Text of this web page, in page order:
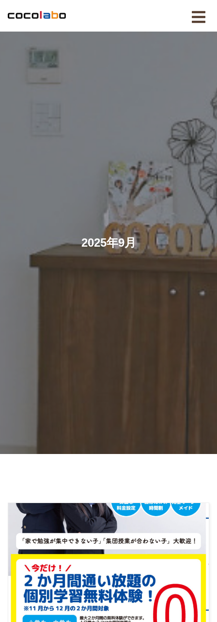
2025年9月